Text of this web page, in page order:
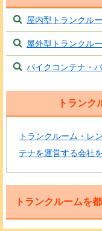
屋内型トランクル
屋外型トランクル
バイクコンテナ・
トランク
トランクルーム・レ
テナを運営する会社
トランクルームを